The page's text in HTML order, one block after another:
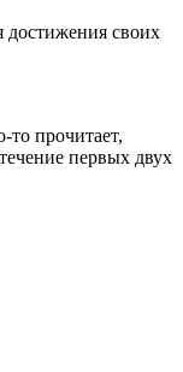
своих
прочитает,
первых двух